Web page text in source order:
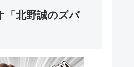
「北野誠のズバ